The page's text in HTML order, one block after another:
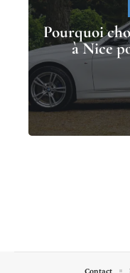
Pourquoi
à Nice